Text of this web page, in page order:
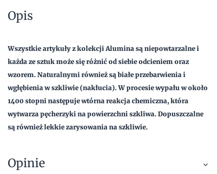
Opis
Wszystkie artykuły z kolekcji Alumina są niepowtarzalne i
każda ze sztuk może się różnić od siebie odcieniem oraz
wzorem. Naturalnymi również są białe przebarwienia i
wgłębienia w szkliwie (nakłucia). W procesie wypału w około
1400 stopni następuje wtórna reakcja chemiczna, która
wytwarza pęcherzyki na powierzchni szkliwa. Dopuszczalne
są również lekkie zarysowania na szkliwie.
Opinie